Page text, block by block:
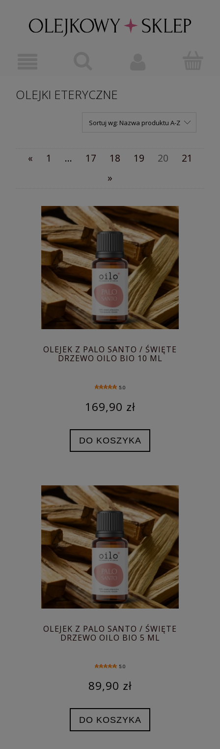
OLEJKI ETERYCZNE
Sortuj wg: Nazwa produktu A-Z
« 1 ... 17 18 19 20
21
»
OLEJEK Z PALO SANTO / ŚWIĘTE
DRZEWO OILO BIO 10 ML
5.0
169,90 zł
DO KOSZYKA
OLEJEK Z PALO SANTO / ŚWIĘTE
DRZEWO OILO BIO 5 ML
5.0
89,90 zł
DO KOSZYKA